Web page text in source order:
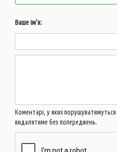
Ваше ім'я:
Коментарі, у яких порушуватимуться
видалятиме без попереджень.